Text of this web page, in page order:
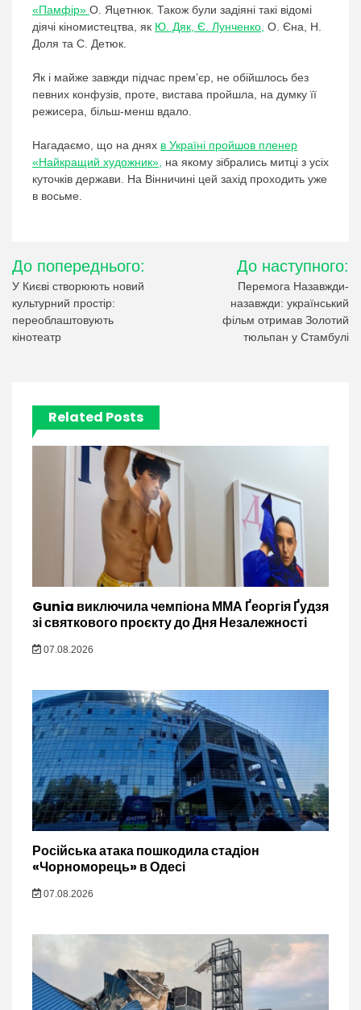
«Памфір» О. Яцетнюк. Також були задіяні такі відомі
діячі кіномистецтва, як Ю. Дяк, Є. Лунченко, О. Єна, Н.
Доля та С. Детюк.
Як і майже завжди підчас прем’єр, не обійшлось без
певних конфузів, проте, вистава пройшла, на думку її
режисера, більш-менш вдало.
Нагадаємо, що на днях в Україні пройшов пленер
«Найкращий художник», на якому зібрались митці з усіх
куточків держави. На Вінничині цей захід проходить уже
в восьме.
Навігація
записів
До попереднього:
У Києві створюють новий
культурний простір:
переоблаштовують
кінотеатр
До наступного:
Перемога Назавжди-
назавжди: український
фільм отримав Золотий
тюльпан у Стамбулі
Related Posts
Gunia виключила чемпіона ММА Ґеоргія Ґудзя
зі святкового проєкту до Дня Незалежності
07.08.2026
Російська атака пошкодила стадіон
«Чорноморець» в Одесі
07.08.2026